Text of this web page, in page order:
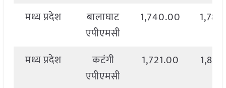
मध्य प्रदेश
बालाघाट
एपीएमसी
1,740.00
मध्य प्रदेश
कटंगी
एपीएमसी
1,721.00